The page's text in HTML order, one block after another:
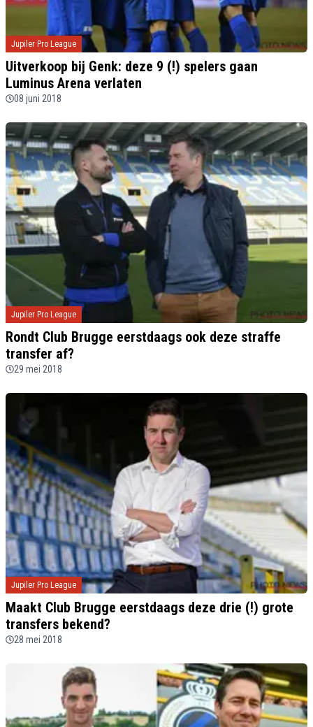
Jupiler Pro League
Uitverkoop bij Genk: deze 9 (!) spelers gaan
Luminus Arena verlaten
08 juni 2018
Jupiler Pro League
Rondt Club Brugge eerstdaags ook deze straffe
transfer af?
29 mei 2018
Jupiler Pro League
Maakt Club Brugge eerstdaags deze drie (!) grote
transfers bekend?
28 mei 2018